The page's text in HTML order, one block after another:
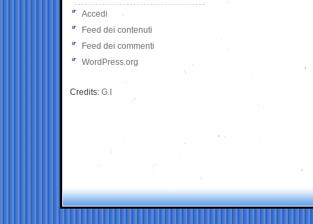
Accedi
Feed dei contenuti
Feed dei commenti
WordPress.org
Credits: G.I